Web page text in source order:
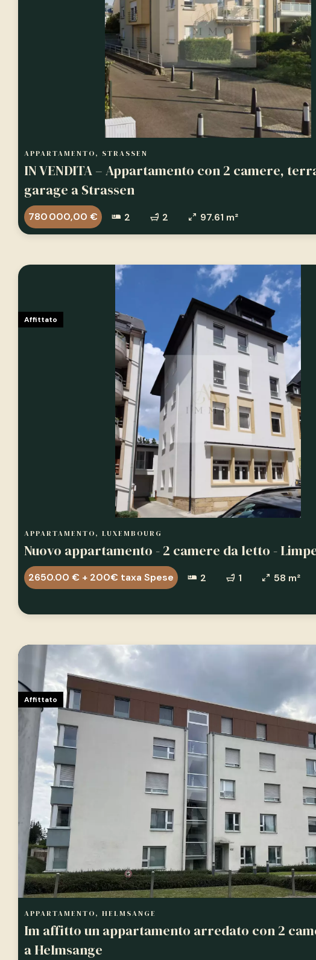
APPARTAMENTO, STRASSEN
IN VENDITA – Appartamento con 2 camere,
garage a Strassen
780 000,00 € 2 2 97.61 m²
APPARTAMENTO, LUXEMBOURG
Nuovo appartamento - 2 camere da letto -
2650.00 € + 200€ taxa Spese 2 1 58 m²
Affittato
APPARTAMENTO, HELMSANGE
Im affitto un appartamento arredato con 2
a Helmsange
Affittato